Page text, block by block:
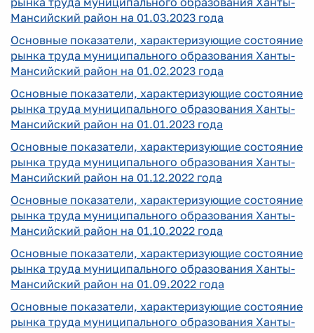
Мансийский район на 01.03.2023 года
Основные показатели, характеризующие состояние
рынка труда муниципального образования Ханты-
Мансийский район на 01.02.2023 года
Основные показатели, характеризующие состояние
рынка труда муниципального образования Ханты-
Мансийский район на 01.01.2023 года
Основные показатели, характеризующие состояние
рынка труда муниципального образования Ханты-
Мансийский район на 01.12.2022 года
Основные показатели, характеризующие состояние
рынка труда муниципального образования Ханты-
Мансийский район на 01.10.2022 года
Основные показатели, характеризующие состояние
рынка труда муниципального образования Ханты-
Мансийский район на 01.09.2022 года
Основные показатели, характеризующие состояние
рынка труда муниципального образования Ханты-